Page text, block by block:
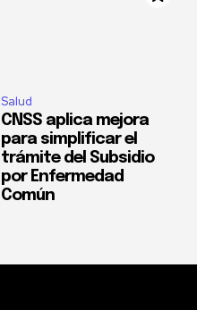
Salud
CNSS aplica mejora
para simplificar el
trámite del Subsidio
por Enfermedad
Común